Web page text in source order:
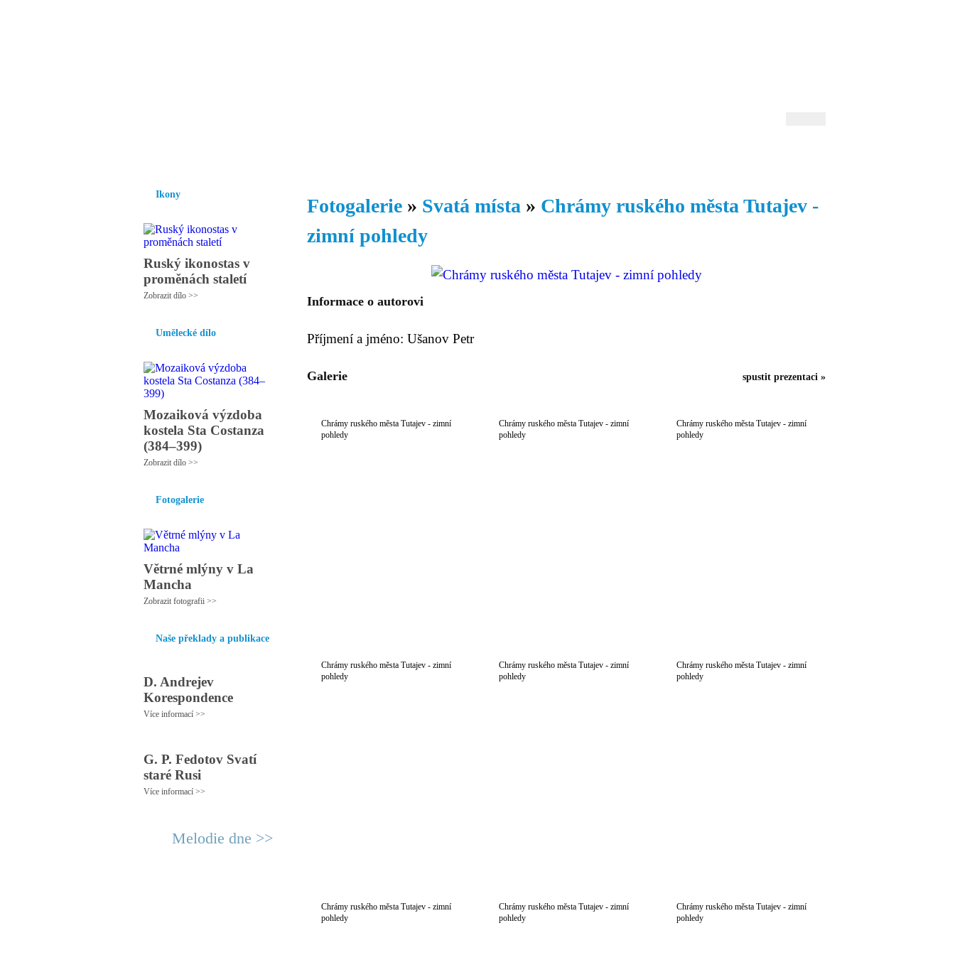
Ikony
Ruský ikonostas v
proměnách staletí
Zobrazit dílo >>
Umělecké dílo
Mozaiková výzdoba
kostela Sta Costanza
(384–399)
Zobrazit dílo >>
Fotogalerie
Větrné mlýny v La
Mancha
Zobrazit fotografii >>
Naše překlady a publikace
D. Andrejev
Korespondence
Více informací >>
G. P. Fedotov Svatí
staré Rusi
Více informací >>
Melodie dne >>
Fotogalerie » Svatá místa » Chrámy ruského města Tutajev -
zimní pohledy
Informace o autorovi
Příjmení a jméno: Ušanov Petr
Galerie spustit prezentaci »
Chrámy ruského města Tutajev - zimní
pohledy
Chrámy ruského města Tutajev - zimní
pohledy
Chrámy ruského města Tutajev - zimní
pohledy
Chrámy ruského města Tutajev - zimní
pohledy
Chrámy ruského města Tutajev - zimní
pohledy
Chrámy ruského města Tutajev - zimní
pohledy
Chrámy ruského města Tutajev - zimní
pohledy
Chrámy ruského města Tutajev - zimní
pohledy
Chrámy ruského města Tutajev - zimní
pohledy